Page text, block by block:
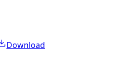
Download